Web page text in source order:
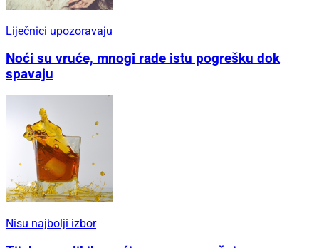
Liječnici upozoravaju
Noći su vruće, mnogi rade istu pogrešku dok
spavaju
Nisu najbolji izbor